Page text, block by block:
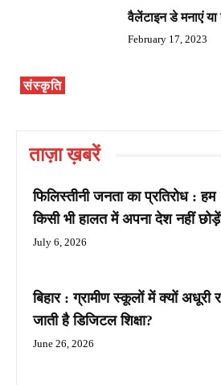
संस्कृति
वैलेंटाइन डे मनाएं या
February 17, 2023
ताज़ा ख़बरें
फिलिस्तीनी जनता का प्रतिरोध : हम
किसी भी हालत में अपना देश नहीं
July 6, 2026
बिहार : ग्रामीण स्कूलों में क्यों अधूरी
जाती है डिजिटल शिक्षा?
June 26, 2026